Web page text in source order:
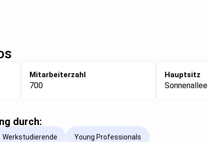
Mitarbeiterzahl
700
Hauptsitz
durch:
Werkstudierende Young Professionals